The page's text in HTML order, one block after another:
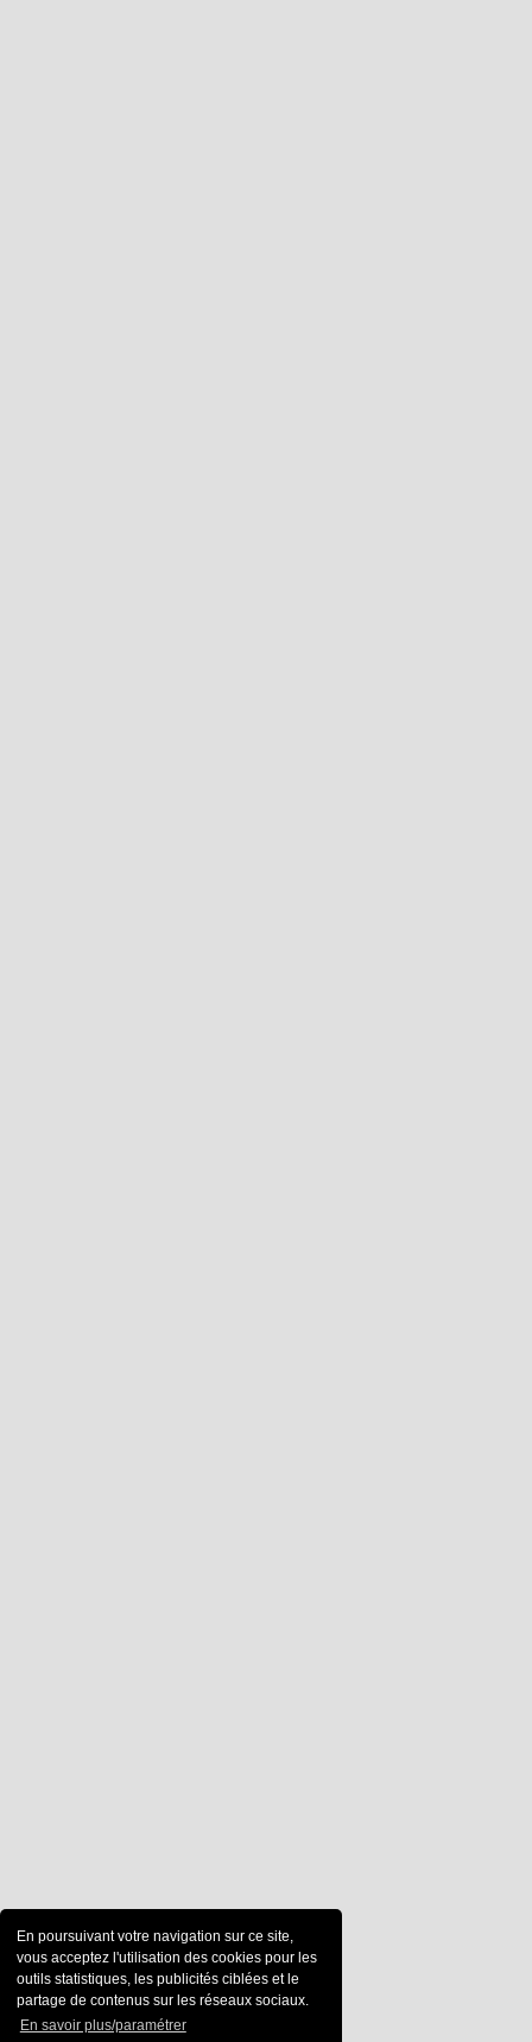
En poursuivant votre navigation sur ce site,
vous acceptez l'utilisation des cookies pour les
outils statistiques, les publicités ciblées et le
partage de contenus sur les réseaux sociaux.
En savoir plus/paramétrer